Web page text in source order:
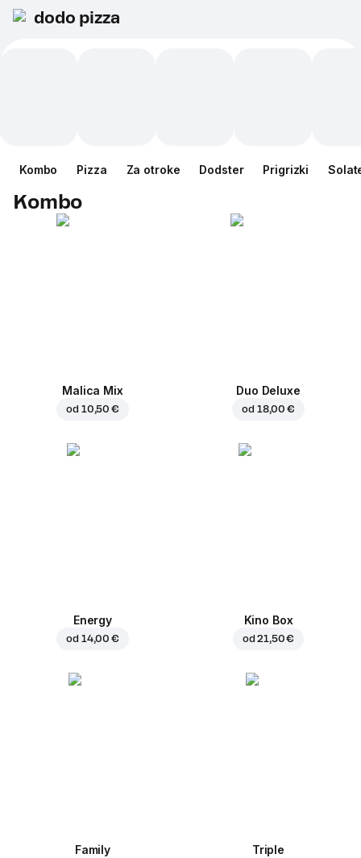
dodo pizza
Kombo Pizza Za otroke Dodster Prigrizki
Kombo
Malica Mix
od 10,50 €
Duo Deluxe
od 18,00 €
Energy
od 14,00 €
Kino Box
od21,50 €
Family Triple